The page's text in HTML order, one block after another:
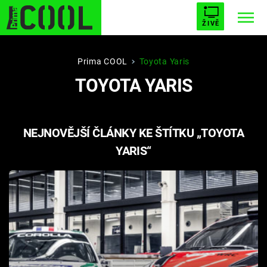
ŽIVĚ
STARHOUSE BUFFY, PŘEMOŽITELKA UPÍRŮ
PLNEJ KOTEL AVENGERS 5
Filmy
Seriály
Hry
Prima COOL Toyota Yaris
TOYOTA YARIS
NEJNOVĚJŠÍ ČLÁNKY KE ŠTÍTKU „TOYOTA
YARIS“